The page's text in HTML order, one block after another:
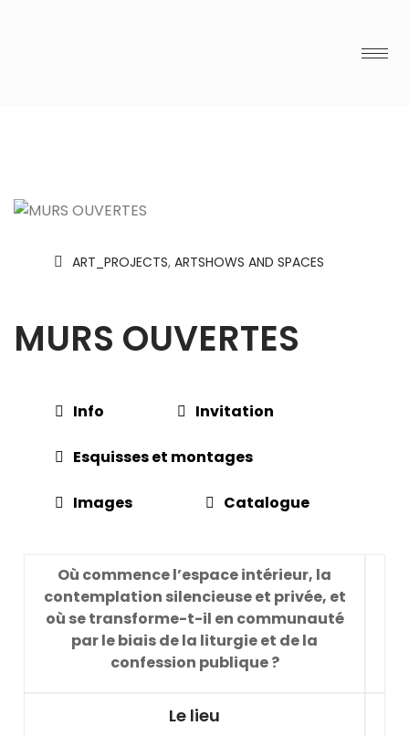
ART_PROJECTS, ARTSHOWS AND SPACES
MURS OUVERTES
Info Invitation
Esquisses et montages
Images Catalogue
Où commence l’espace intérieur, la
contemplation silencieuse et privée, et
où se transforme-t-il en communauté
par le biais de la liturgie et de la
confession publique ?
Le lieu